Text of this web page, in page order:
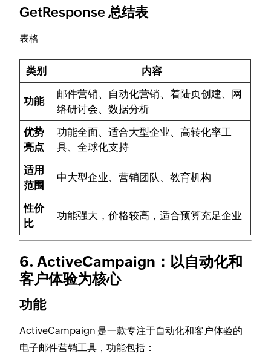
GetResponse 总结表
表格
类别 内容
功能
邮件营销、自动化营销、着陆页创建、网
络研讨会、数据分析
优势
亮点
功能全面、适合大型企业、高转化率工
具、全球化支持
适用
范围
中大型企业、营销团队、教育机构
性价
比
功能强大，价格较高，适合预算充足企业
6. ActiveCampaign：以自动化和
客户体验为核心
功能
ActiveCampaign 是一款专注于自动化和客户体验的
电子邮件营销工具，功能包括：